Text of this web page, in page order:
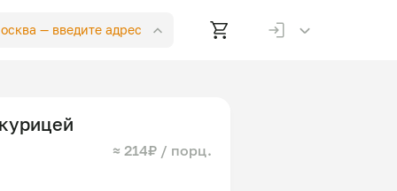
— введите адрес
≈ 214₽ / порц.